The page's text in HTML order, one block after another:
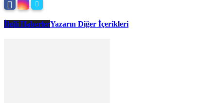
İlgili HaberlerYazarın Diğer İçerikleri